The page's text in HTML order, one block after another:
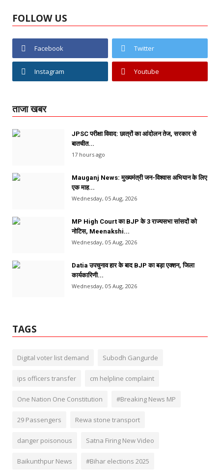
FOLLOW US
Facebook Twitter
Instagram Youtube
ताजा खबर
JPSC परीक्षा विवाद: छात्रों का आंदोलन तेज, सरकार से
बातचीत...
17 hours ago
Mauganj News: मुख्यमंत्री जन-विश्वास अभियान के लिए
एक माह...
Wednesday, 05 Aug, 2026
MP High Court का BJP के 3 राज्यसभा सांसदों को
नोटिस, Meenakshi...
Wednesday, 05 Aug, 2026
Datia उपचुनाव हार के बाद BJP का बड़ा एक्शन, जिला
कार्यकारिणी...
Wednesday, 05 Aug, 2026
TAGS
Digital voter list demand Subodh Gangurde
ips officers transfer cm helpline complaint
One Nation One Constitution #Breaking News MP
29 Passengers Rewa stone transport
danger poisonous Satna Firing New Video
Baikunthpur News #Bihar elections 2025